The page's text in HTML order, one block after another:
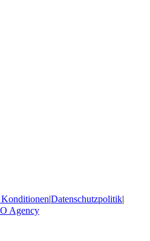
|Datenschutzpolitik|
Agency